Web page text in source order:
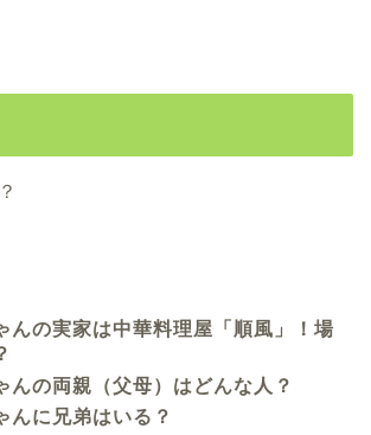
んの実家は中華料理屋「順風」！場
んの両親（父母）はどんな人？
んに兄弟はいる？